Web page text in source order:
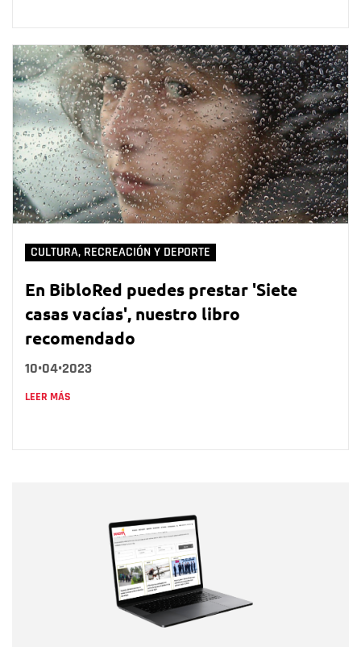
CULTURA, RECREACIÓN Y DEPORTE
En BibloRed puedes prestar 'Siete
casas vacías', nuestro libro
recomendado
10•04•2023
LEER MÁS
Correo electrónico
Tipo de comentario